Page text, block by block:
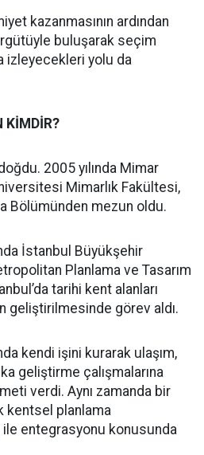
kazanmasının ardından
buluşarak seçim
izleyecekleri yolu da
KİMDİR?
2005 yılında Mimar
Mimarlık Fakültesi,
Bölümünden mezun oldu.
İstanbul Büyükşehir
Planlama ve Tasarım
tarihi kent alanları
geliştirilmesinde görev aldı.
kendi işini kurarak ulaşım,
geliştirme çalışmalarına
verdi. Aynı zamanda bir
kentsel planlama
ile entegrasyonu konusunda